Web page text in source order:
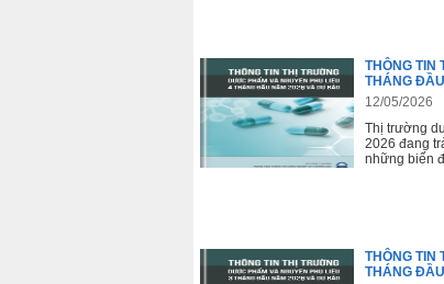
THÔNG TIN
THÁNG
12/05/2026
Thị trường
2026 đang
những biến
THÔNG TIN
THÁNG